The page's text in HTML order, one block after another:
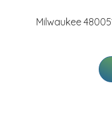
Milwaukee